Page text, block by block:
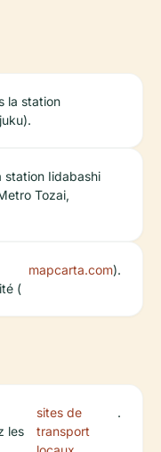
la station
station Iidabashi
Tozai,
(
mapcarta.com).
les
sites de
transport
.